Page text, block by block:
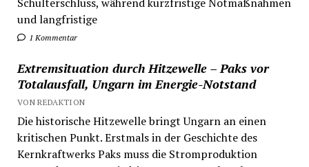
und langfristige
1 Kommentar
Extremsituation durch Hitzewelle – Paks vor
Totalausfall, Ungarn im Energie-Notstand
VON REDAKTION
Die historische Hitzewelle bringt Ungarn an einen
kritischen Punkt. Erstmals in der Geschichte des
Kernkraftwerks Paks muss die Stromproduktion